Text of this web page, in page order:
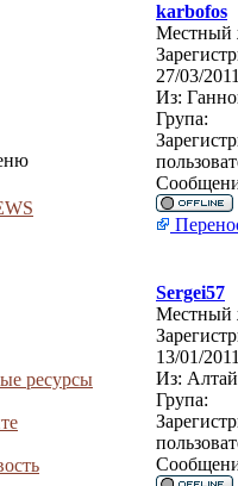
ресурсы
karbofos
Местный
27/03/
Из:
Група:
Sergei57
Местный
13/01/
Из: Алтай
Група: